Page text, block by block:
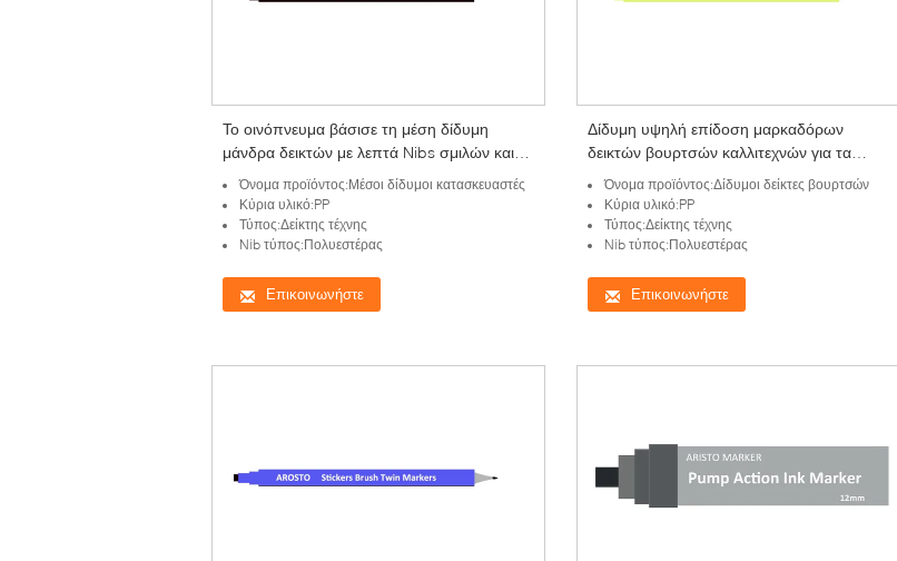
Το οινόπνευμα βάσισε τη μέση δίδυμη
μάνδρα δεικτών με λεπτά Nibs σμιλών και
1mm 6mm - 8mm μέσα
Όνομα προϊόντος:Μέσοι δίδυμοι κατασκευαστές
Κύρια υλικό:PP
Τύπος:Δείκτης τέχνης
Nib τύπος:Πολυεστέρας
Επικοινωνήστε
Δίδυμη υψηλή επίδοση μαρκαδόρων
δεικτών βουρτσών καλλιτεχνών για τα
προωθητικά δώρα
Όνομα προϊόντος:Δίδυμοι δείκτες βουρτσών
Κύρια υλικό:PP
Τύπος:Δείκτης τέχνης
Nib τύπος:Πολυεστέρας
Επικοινωνήστε